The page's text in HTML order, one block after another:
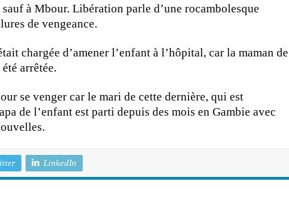
à Mbour. Libération parle d’une rocambolesque
de vengeance.
chargée d’amener l’enfant à l’hôpital, car la maman de
arrêtée.
se venger car le mari de cette dernière, qui est
de l’enfant est parti depuis des mois en Gambie avec
LinkedIn